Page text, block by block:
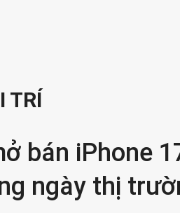
TRÍ
bán iPhone
ngày thị